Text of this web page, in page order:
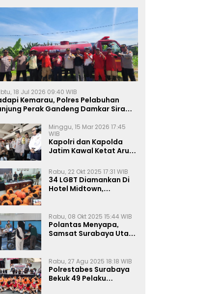
18 Jul 2026 09:40 WIB
Kemarau, Polres Pelabuhan
Perak Gandeng Damkar Siram
Minggu, 15 Mar 2026 17:45
WIB
Kapolri dan Kapolda
Jatim Kawal Ketat Arus
Rabu, 22 Okt 2025 17:31 WIB
34 LGBT Diamankan Di
Hotel Midtown,
Rabu, 08 Okt 2025 15:44 WIB
Polantas Menyapa,
Samsat Surabaya Utara
Rabu, 27 Agu 2025 18:18 WIB
Polrestabes Surabaya
Bekuk 49 Pelaku